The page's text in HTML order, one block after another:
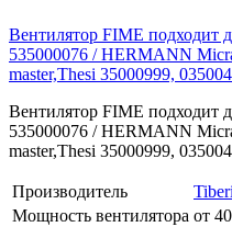
Вентилятор FIME подходит
535000076 / HERMANN
master,Thesi 35000999,
Вентилятор FIME подходит
535000076 / HERMANN
master,Thesi 35000999,
Производитель
Мощность вентилятора от